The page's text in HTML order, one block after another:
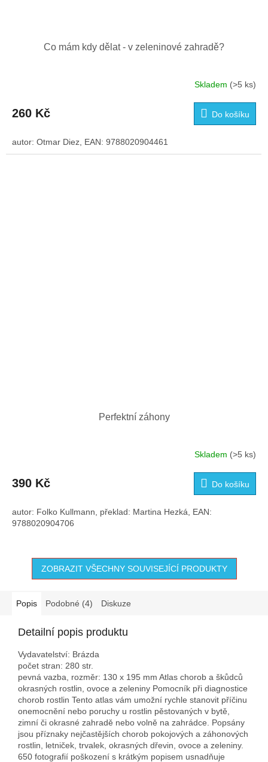
Co mám kdy dělat - v zeleninové zahradě?
Skladem (>5 ks)
260 Kč Do košíku
autor: Otmar Diez, EAN: 9788020904461
Perfektní záhony
Skladem (>5 ks)
390 Kč Do košíku
autor: Folko Kullmann, překlad: Martina Hezká, EAN:
9788020904706
ZOBRAZIT VŠECHNY SOUVISEJÍCÍ PRODUKTY
Popis Podobné (4) Diskuze
Detailní popis produktu
Vydavatelství: Brázda
počet stran: 280 str.
pevná vazba, rozměr: 130 x 195 mm Atlas chorob a škůdců
okrasných rostlin, ovoce a zeleniny Pomocník při diagnostice
chorob rostlin Tento atlas vám umožní rychle stanovit příčinu
onemocnění nebo poruchy u rostlin pěstovaných v bytě,
zimní či okrasné zahradě nebo volně na zahrádce. Popsány
jsou příznaky nejčastějších chorob pokojových a záhonových
rostlin, letniček, trvalek, okrasných dřevin, ovoce a zeleniny.
650 fotografií poškození s krátkým popisem usnadňuje